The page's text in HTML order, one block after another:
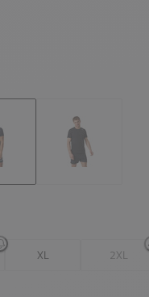
XL 2XL